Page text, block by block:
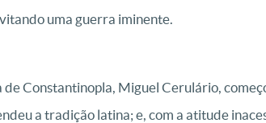
uma guerra iminente.
de Constantinopla, Miguel Cerulário,
a tradição latina; e, com a atitude